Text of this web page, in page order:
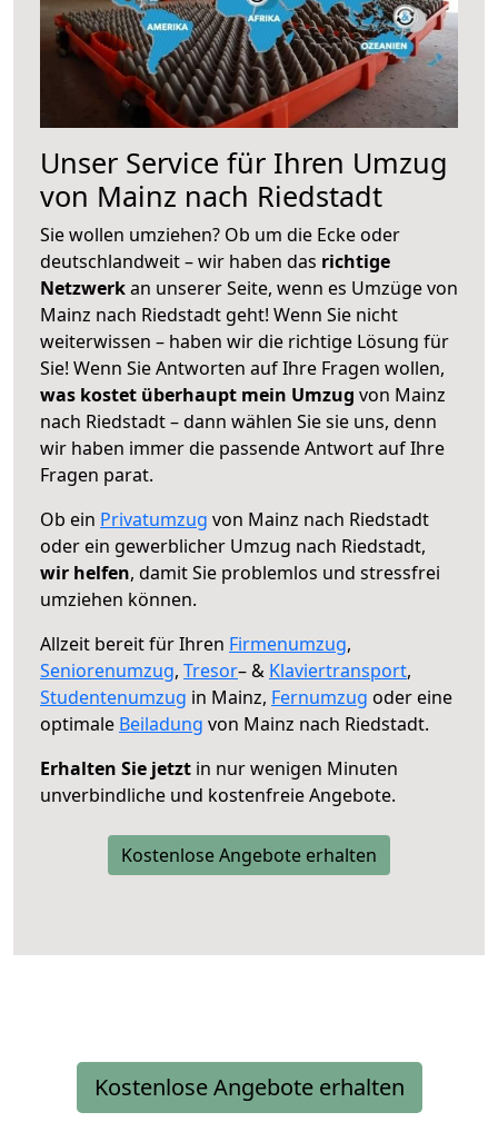
Unser Service für Ihren Umzug
von Mainz nach Riedstadt
Sie wollen umziehen? Ob um die Ecke oder
deutschlandweit – wir haben das richtige
Netzwerkan unserer Seite, wenn es Umzüge von
Mainz nach Riedstadt geht! Wenn Sie nicht
weiterwissen – haben wir die richtige Lösung für
Sie! Wenn Sie Antworten auf Ihre Fragen wollen,
was kostet überhaupt mein Umzug von Mainz
nach Riedstadt – dann wählen Sie sie uns, denn
wir haben immer die passende Antwort auf Ihre
Fragen parat.
Ob ein Privatumzug von Mainz nach Riedstadt
oder ein gewerblicher Umzug nach Riedstadt,
wir helfen, damit Sie problemlos und stressfrei
umziehen können.
Allzeit bereit für Ihren Firmenumzug,
Seniorenumzug, Tresor– & Klaviertransport,
Studentenumzug in Mainz, Fernumzug oder eine
optimale Beiladung von Mainz nach Riedstadt.
Erhalten Sie jetzt in nur wenigen Minuten
unverbindliche und kostenfreie Angebote.
Kostenlose Angebote erhalten
Kostenlose Angebote erhalten